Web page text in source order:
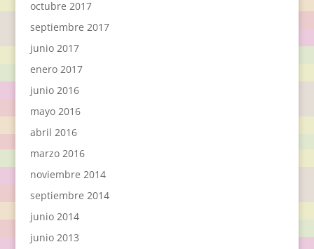
octubre 2017
septiembre 2017
junio 2017
enero 2017
junio 2016
mayo 2016
abril 2016
marzo 2016
noviembre 2014
septiembre 2014
junio 2014
junio 2013